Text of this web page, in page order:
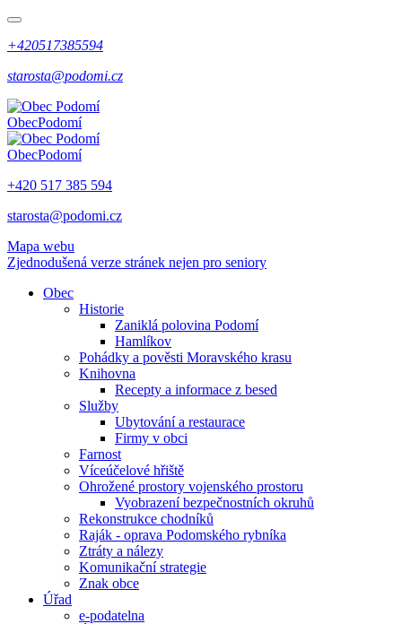
+420517385594
starosta@podomi.cz
ObecPodomí
ObecPodomí
+420 517 385 594
starosta@podomi.cz
Mapa webu
Zjednodušená verze stránek nejen pro seniory
Obec
Historie
Zaniklá polovina Podomí
Hamlíkov
Pohádky a pověsti Moravského krasu
Knihovna
Recepty a informace z besed
Služby
Ubytování a restaurace
Firmy v obci
Farnost
Víceúčelové hřiště
Ohrožené prostory vojenského prostoru
Vyobrazení bezpečnostních okruhů
Rekonstrukce chodníků
Raják - oprava Podomského rybníka
Ztráty a nálezy
Komunikační strategie
Znak obce
Úřad
e-podatelna